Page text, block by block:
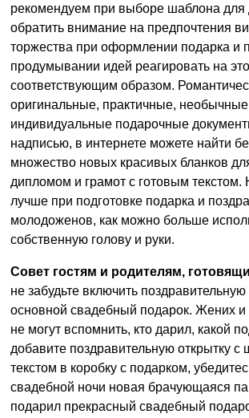
рекомендуем при выборе шаблона для
обратить внимание на предпочтения
торжества при оформлении подарка и
продумывании идей реагировать на это
соответствующим образом.
оригинальные, практичные,
индивидуальные подарочные
надписью, в интернете можете найти
множество новых красивых бланков
дипломом и грамот с готовым текстом.
лучше при подготовке подарка и
молодоженов, как можно больше
собственную голову и руки.
Совет гостям и родителям,
не забудьте включить поздравительную
основной свадебный подарок. Жених и
не могут вспомнить, кто дарил, какой
добавите поздравительную открытку с
текстом в коробку с подарком,
свадебной ночи новая брачующаяся
подарил прекрасный свадебный